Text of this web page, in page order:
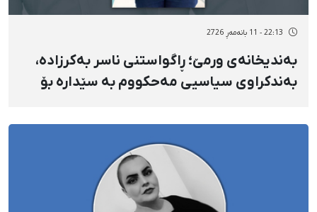
22:13 - 11 بانەمەڕ 2726
بەندیخانەی ورمێ؛ ڕاگواستنی ناسر بەکرزادە،
بەندکراوی سیاسیی مەحکووم بە سێدارە بۆ
بە سامانەی سەنا سنووردار کراوە